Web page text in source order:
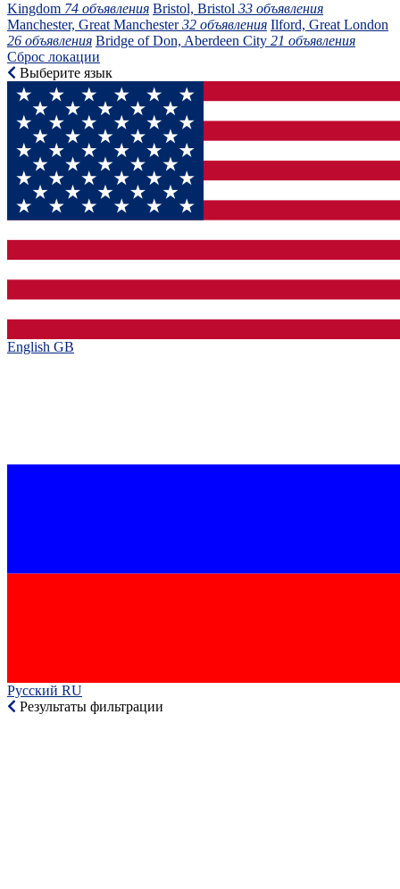
Kingdom 74 объявления Bristol, Bristol 33 объявления
Manchester, Great Manchester32 объявления Ilford, Great London
26 объявления Bridge of Don, Aberdeen City 21 объявления
Сброс локации
Выберите язык
English GB‎
Русский RU‎
Результаты фильтрации